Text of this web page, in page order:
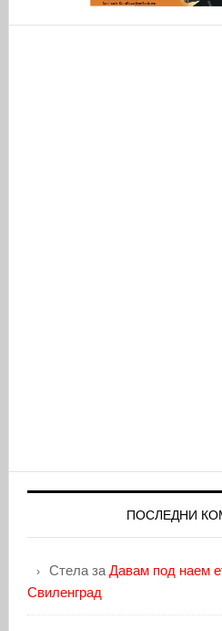
ПОСЛЕДНИ
Стелаза Давам под наем
Свиленград